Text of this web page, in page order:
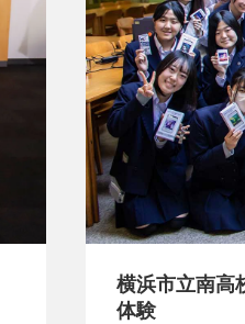
横浜市立南高
体験